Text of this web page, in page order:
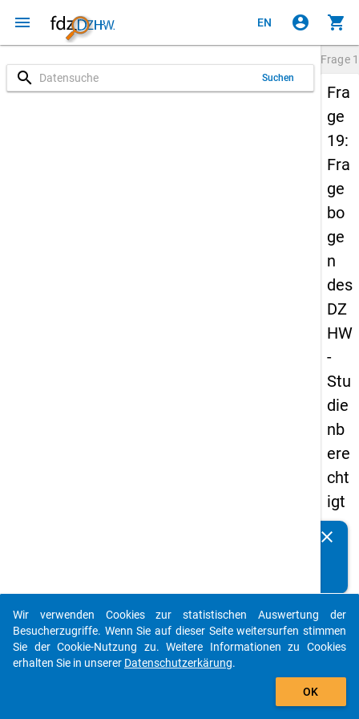
menu EN account_circle shopping_cart
search Suchen
Frage
Fra
ge
19:
Fra
ge
bo
ge
n
des
DZ
HW
-
Stu
die
nb
ere
cht
igt
en
s
20
15
clear
auto_stories
add_shopping_cart
Wir verwenden Cookies zur statistischen Auswertung der
Besucherzugriffe. Wenn Sie auf dieser Seite weitersurfen stimmen
Sie der Cookie-Nutzung zu. Weitere Informationen zu Cookies
erhalten Sie in unserer Datenschutzerkärung.
OK